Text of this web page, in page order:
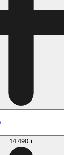
14 490 ₸